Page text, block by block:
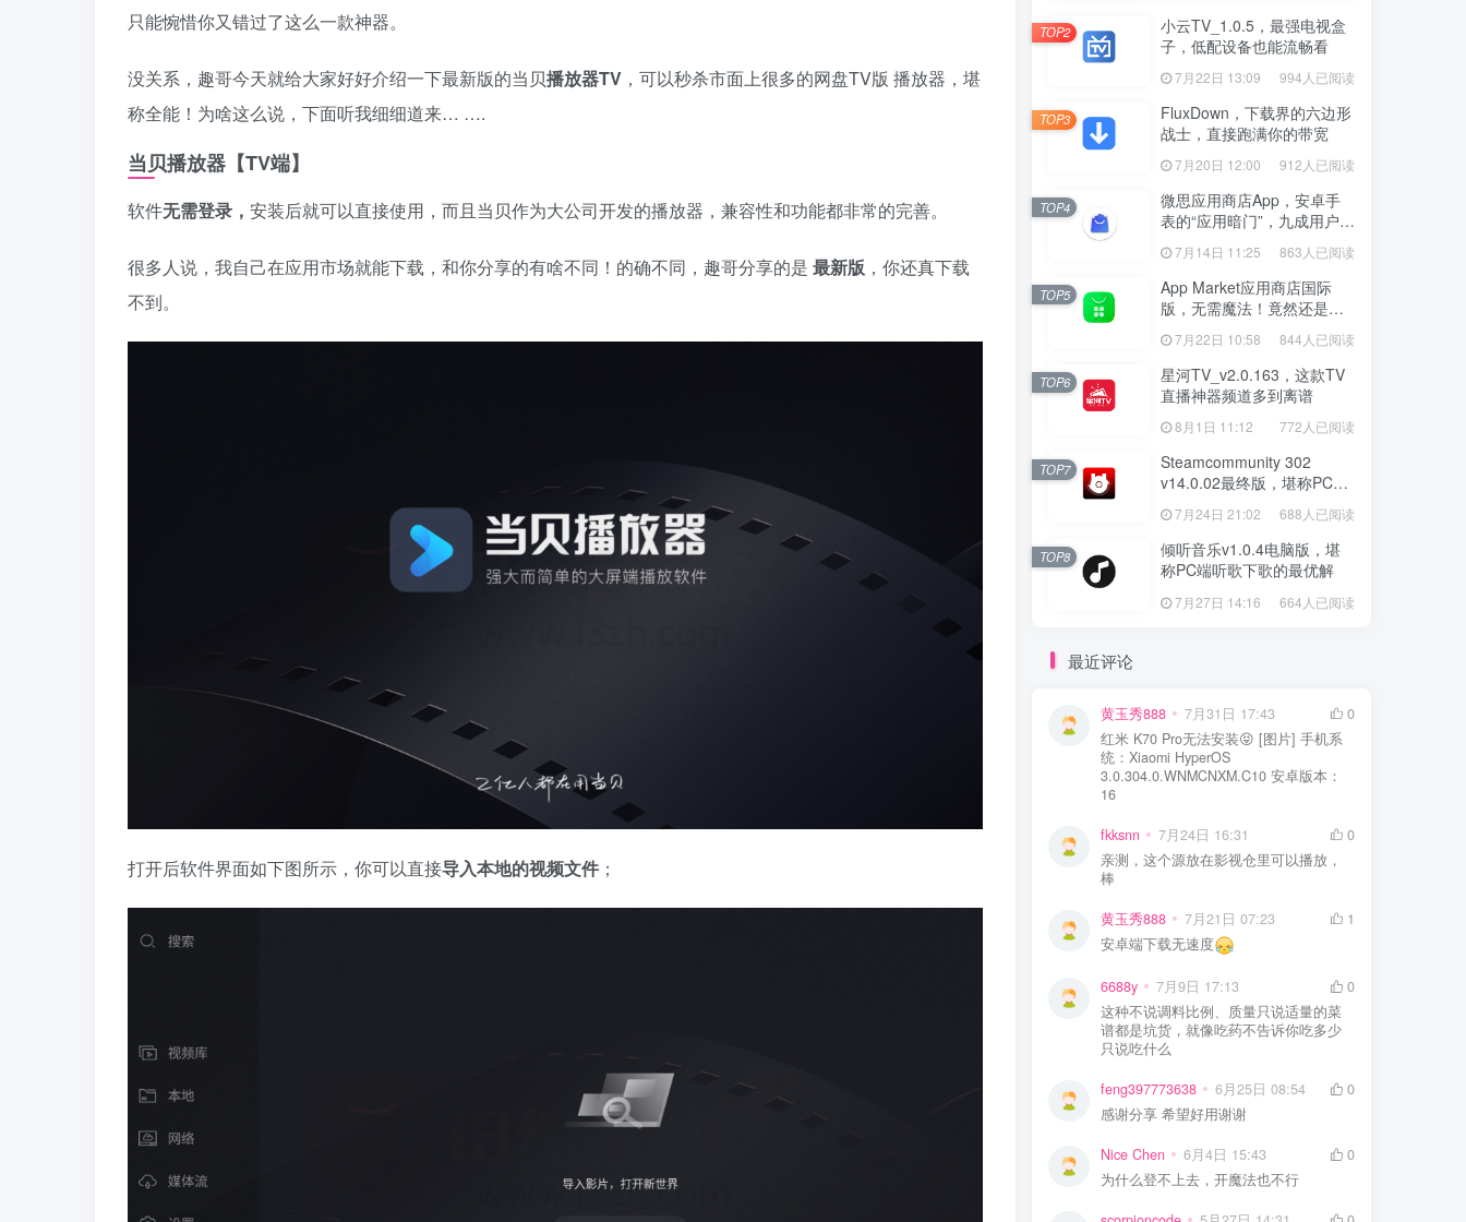
只能惋惜你又错过了这么一款神器。
没关系，趣哥今天就给大家好好介绍一下最新版的当贝播放器TV ，可以秒杀市面上很多的网盘TV版 播放器，堪
称全能！为啥这么说，下面听我细细道来… ….
当贝播放器【TV端】
软件无需登录， 安装后就可以直接使用，而且当贝作为大公司开发的播放器，兼容性和功能都非常的完善。
很多人说，我自己在应用市场就能下载，和你分享的有啥不同！的确不同，趣哥分享的是 最新版 ，你还真下载
不到。
打开后软件界面如下图所示，你可以直接导入本地的视频文件 ；
小云TV_1.0.5，最强电视盒
子，低配设备也能流畅看
7月22日 13:09 994人已阅读
TOP2
FluxDown，下载界的六边形
战士，直接跑满你的带宽
7月20日 12:00 912人已阅读
TOP3
微思应用商店App，安卓手
表的“应用暗门”，九成用户还
没发现
7月14日 11:25 863人已阅读
TOP4
App Market应用商店国际
版，无需魔法！竟然还是大
厂出品？
7月22日 10:58 844人已阅读
TOP5
星河TV_v2.0.163，这款TV
直播神器频道多到离谱
8月1日 11:12 772人已阅读
TOP6
Steamcommunity 302
v14.0.02最终版，堪称PC玩
家必备的网络工具箱
7月24日 21:02 688人已阅读
TOP7
倾听音乐v1.0.4电脑版，堪
称PC端听歌下歌的最优解
7月27日 14:16 664人已阅读
TOP8
最近评论
黄玉秀888 7月31日 17:43
0
红米 K70 Pro无法安装😝 [图片] 手机系
统：Xiaomi HyperOS
3.0.304.0.WNMCNXM.C10 安卓版本：
16
fkksnn 7月24日 16:31
0
亲测，这个源放在影视仓里可以播放，
棒
黄玉秀888 7月21日 07:23
1
安卓端下载无速度
6688y 7月9日 17:13
0
这种不说调料比例、质量只说适量的菜
谱都是坑货，就像吃药不告诉你吃多少
只说吃什么
feng397773638 6月25日 08:54
0
感谢分享 希望好用谢谢
Nice Chen 6月4日 15:43
0
为什么登不上去，开魔法也不行